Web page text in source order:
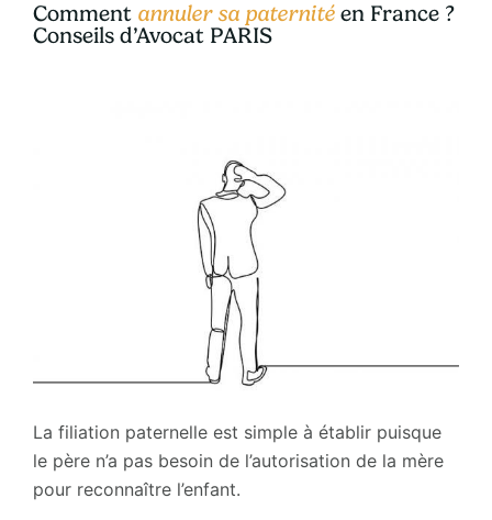
Comment annuler sa paternitéen France ?
Conseils d’Avocat PARIS
La filiation paternelle est simple à établir puisque
le père n’a pas besoin de l’autorisation de la mère
pour reconnaître l’enfant.